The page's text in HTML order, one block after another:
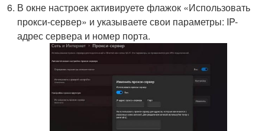
В окне настроек активируете флажок «Использовать
прокси-сервер» и указываете свои параметры: IP-
адрес сервера и номер порта.